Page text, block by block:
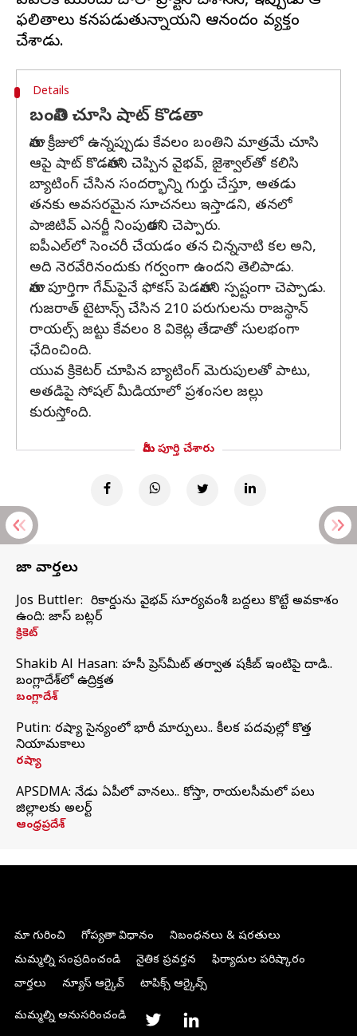
ఫలితాలు కనపడుతున్నాయని ఆనందం వ్యక్తం
Details
బంతిని చూసి షాట్ కొడతా
తాను క్రీజులో ఉన్నప్పుడు కేవలం బంతిని మాత్రమే చూసి
ఆపై షాట్‌ కొడతానని చెప్పిన వైభవ్, జైశ్వాల్‌తో కలిసి
బ్యాటింగ్ చేసిన సందర్భాన్ని గుర్తు చేస్తూ, అతడు
తనకు అవసరమైన సూచనలు ఇస్తాడని, తనలో
పాజిటివ్ ఎనర్జీ నింపుతాడని చెప్పారు.
ఐపీఎల్‌లో సెంచరీ చేయడం తన చిన్ననాటి కల అని,
అది నెరవేరినందుకు గర్వంగా ఉందని తెలిపాడు.
తాను పూర్తిగా గేమ్‌పైనే ఫోకస్‌ పెడతానని స్పష్టంగా చెప్పాడు.
గుజరాత్ టైటాన్స్ చేసిన 210 పరుగులను రాజస్థాన్
రాయల్స్ జట్టు కేవలం 8 వికెట్ల తేడాతో సులభంగా
ఛేదించింది.
యువ క్రికెటర్‌ చూపిన బ్యాటింగ్ మెరుపులతో పాటు,
అతడిపై సోషల్ మీడియాలో ప్రశంసల జల్లు
కురుస్తోంది.
మీరు పూర్తి చేశారు
తాజా వార్తలు
Jos Buttler: నా రికార్డును వైభవ్ సూర్యవంశీ బద్దలు కొట్టే అవకాశం
ఉంది: జాస్ బట్లర్
క్రికెట్
Shakib Al Hasan: హసీనా ప్రెస్‌మీట్‌ తర్వాత షకీబ్‌ ఇంటిపై దాడి..
బంగ్లాదేశ్‌లో ఉద్రిక్తత
బంగ్లాదేశ్
Putin: రష్యా సైన్యంలో భారీ మార్పులు.. కీలక పదవుల్లో కొత్త
నియామకాలు
రష్యా
APSDMA: నేడు ఏపీలో వానలు.. కోస్తా, రాయలసీమలో పలు
జిల్లాలకు అలర్ట్
ఆంధ్రప్రదేశ్
మా గురించి గోప్యతా విధానం
నిబంధనలు & షరతులు
మమ్మల్ని సంప్రదించండి
నైతిక ప్రవర్తన
ఫిర్యాదుల పరిష్కారం
వార్తలు
న్యూస్ ఆర్కైవ్ టాపిక్స్ ఆర్కైవ్స్
మమ్మల్ని అనుసరించండి